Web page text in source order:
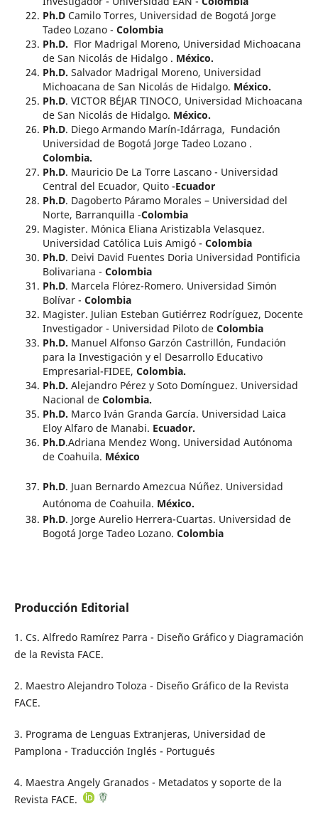
Ph.DCamilo Torres, Universidad de Bogotá Jorge
Tadeo Lozano - Colombia
Ph.D. Flor Madrigal Moreno, Universidad Michoacana
de San Nicolás de Hidalgo . México.
Ph.D. Salvador Madrigal Moreno, Universidad
Michoacana de San Nicolás de Hidalgo. México.
Ph.D. VICTOR BÉJAR TINOCO, Universidad Michoacana
de San Nicolás de Hidalgo. México.
Ph.D. Diego Armando Marín-Idárraga, Fundación
Universidad de Bogotá Jorge Tadeo Lozano .
Colombia.
Ph.D. Mauricio De La Torre Lascano - Universidad
Central del Ecuador, Quito -Ecuador
Ph.D. Dagoberto Páramo Morales – Universidad del
Norte, Barranquilla -Colombia
Magister. Mónica Eliana Aristizabla Velasquez.
Universidad Católica Luis Amigó - Colombia
Ph.D. Deivi David Fuentes Doria Universidad Pontificia
Bolivariana - Colombia
Ph.D. Marcela Flórez-Romero. Universidad Simón
Bolívar - Colombia
Magister. Julian Esteban Gutiérrez Rodríguez, Docente
Investigador - Universidad Piloto de Colombia
Ph.D. Manuel Alfonso Garzón Castrillón, Fundación
para la Investigación y el Desarrollo Educativo
Empresarial-FIDEE, Colombia.
Ph.D. Alejandro Pérez y Soto Domínguez. Universidad
Nacional de Colombia.
Ph.D. Marco Iván Granda García. Universidad Laica
Eloy Alfaro de Manabi. Ecuador.
Ph.D.Adriana Mendez Wong. Universidad Autónoma
de Coahuila. México
Ph.D. Juan Bernardo Amezcua Núñez. Universidad
Autónoma de Coahuila. México.
Ph.D. Jorge Aurelio Herrera-Cuartas. Universidad de
Bogotá Jorge Tadeo Lozano. Colombia
Producción Editorial
1. Cs. Alfredo Ramírez Parra - Diseño Gráfico y Diagramación
de la Revista FACE.
2. Maestro Alejandro Toloza - Diseño Gráfico de la Revista
FACE.
3. Programa de Lenguas Extranjeras, Universidad de
Pamplona - Traducción Inglés - Portugués
4. Maestra Angely Granados - Metadatos y soporte de la
Revista FACE.